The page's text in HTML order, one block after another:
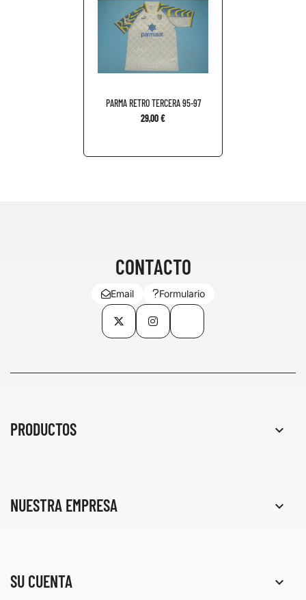
PARMA RETRO TERCERA 95-97
29,00 €
CONTACTO
Email Formulario
Twitter InstagramTikTok
PRODUCTOS 
NUESTRA EMPRESA 
SU CUENTA 